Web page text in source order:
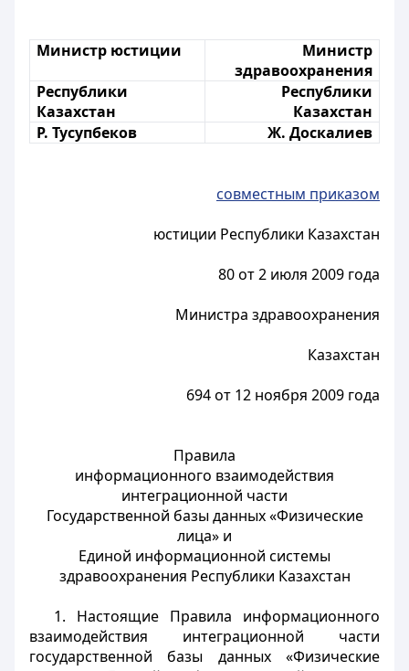
Министр юстиции
Министр
здравоохранения
Республики
Казахстан
Республики
Казахстан
Р. Тусупбеков
Ж. Доскалиев
совместным приказом
юстиции Республики Казахстан
80 от 2 июля 2009 года
Министра здравоохранения
Казахстан
694 от 12 ноября 2009 года
Правила
информационного взаимодействия
интеграционной части
Государственной базы данных «Физические
лица» и
Единой информационной системы
здравоохранения Республики Казахстан
1. Настоящие Правила информационного
взаимодействия интеграционной части
государственной базы данных «Физические